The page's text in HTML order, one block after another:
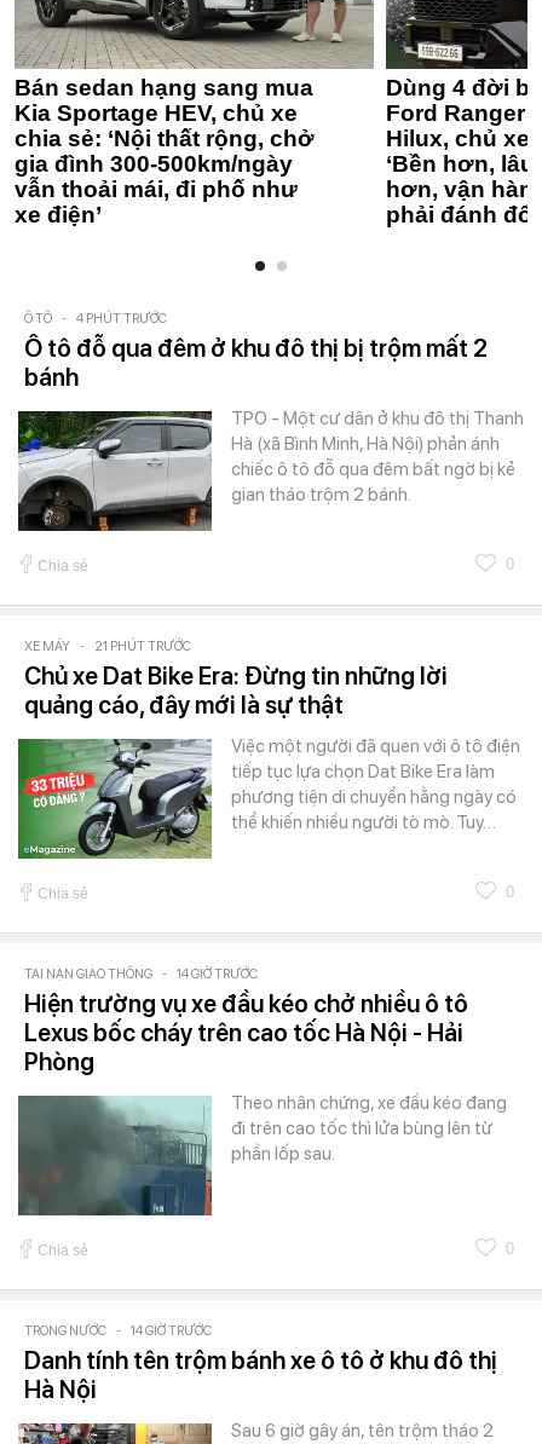
Bán sedan hạng sang mua
Kia Sportage HEV, chủ xe
chia sẻ: ‘Nội thất rộng, chở
gia đình 300-500km/ngày
vẫn thoải mái, đi phố như
xe điện’
Dùng 4 đời
Ford Ranger
Hilux, chủ xe
‘Bền hơn,
hơn, vận
phải đánh
Ô TÔ - 4 PHÚT TRƯỚC
Ô tô đỗ qua đêm ở khu đô thị bị trộm mất 2
bánh
TPO - Một cư dân ở khu đô thị Thanh
Hà (xã Bình Minh, Hà Nội) phản ánh
chiếc ô tô đỗ qua đêm bất ngờ bị kẻ
gian tháo trộm 2 bánh.
Chia sẻ 0
XE MÁY - 21 PHÚT TRƯỚC
Chủ xe Dat Bike Era: Đừng tin những lời
quảng cáo, đây mới là sự thật
Việc một người đã quen với ô tô điện
tiếp tục lựa chọn Dat Bike Era làm
phương tiện di chuyển hằng ngày có
thể khiến nhiều người tò mò. Tuy…
Chia sẻ 0
TAI NẠN GIAO THÔNG - 14 GIỜ TRƯỚC
Hiện trường vụ xe đầu kéo chở nhiều ô tô
Lexus bốc cháy trên cao tốc Hà Nội - Hải
Phòng
Theo nhân chứng, xe đầu kéo đang
đi trên cao tốc thì lửa bùng lên từ
phần lốp sau.
Chia sẻ 0
TRONG NƯỚC - 14 GIỜ TRƯỚC
Danh tính tên trộm bánh xe ô tô ở khu đô thị
Hà Nội
Sau 6 giờ gây án, tên trộm tháo 2